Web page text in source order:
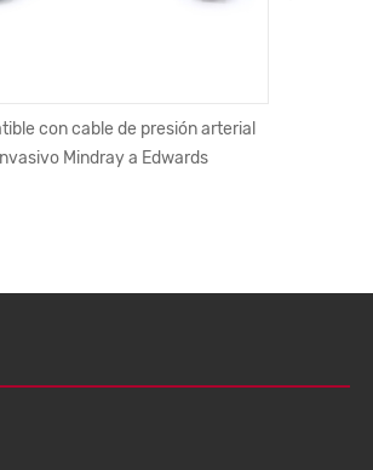
con cable de presión arterial
Mindray a Edwards